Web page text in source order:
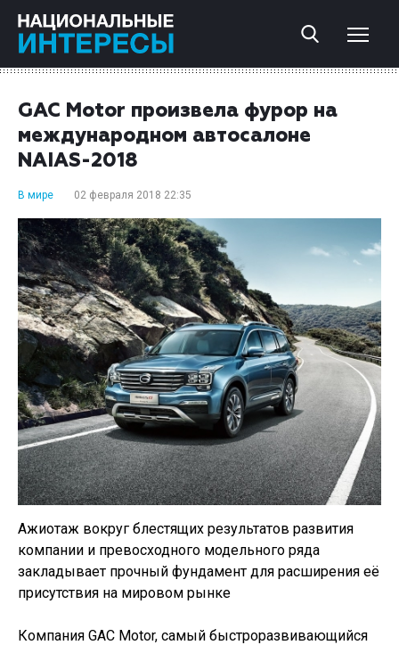
GAC Motor произвела фурор на
международном автосалоне
NAIAS-2018
В мире 02 февраля 2018 22:35
Ажиотаж вокруг блестящих результатов развития
компании и превосходного модельного ряда
закладывает прочный фундамент для расширения её
присутствия на мировом рынке
Компания GAC Motor, самый быстроразвивающийся